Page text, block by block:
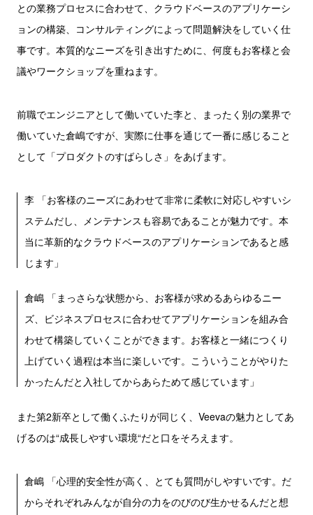
との業務プロセスに合わせて、クラウドベースのアプリケーシ
ョンの構築、コンサルティングによって問題解決をしていく仕
事です。本質的なニーズを引き出すために、何度もお客様と会
議やワークショップを重ねます。
前職でエンジニアとして働いていた李と、まったく別の業界で
働いていた倉嶋ですが、実際に仕事を通じて一番に感じること
として「プロダクトのすばらしさ」をあげます。
李 「お客様のニーズにあわせて非常に柔軟に対応しやすいシ
ステムだし、メンテナンスも容易であることが魅力です。本
当に革新的なクラウドベースのアプリケーションであると感
じます」
倉嶋 「まっさらな状態から、お客様が求めるあらゆるニー
ズ、ビジネスプロセスに合わせてアプリケーションを組み合
わせて構築していくことができます。お客様と一緒につくり
上げていく過程は本当に楽しいです。こういうことがやりた
かったんだと入社してからあらためて感じています」
また第2新卒として働くふたりが同じく、Veevaの魅力としてあ
げるのは“成長しやすい環境“だと口をそろえます。
倉嶋 「心理的安全性が高く、とても質問がしやすいです。だ
からそれぞれみんなが自分の力をのびのび生かせるんだと想